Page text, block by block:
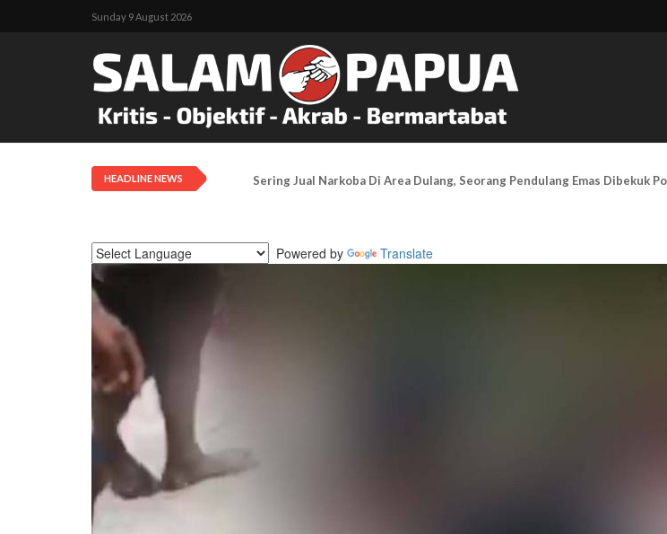
Sunday 9 August 2026
HEADLINE NEWS Dua Warga Sipil Tertembak Saat Festival Budaya Lembah Baliem Di
Powered by Translate